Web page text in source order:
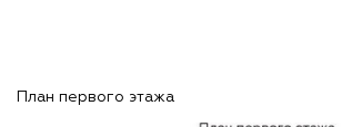
План первого этажа